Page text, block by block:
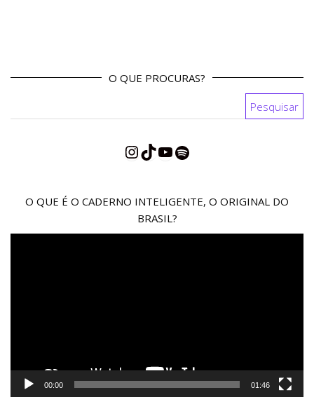
O QUE PROCURAS?
Instagram
TikTok
YouTube
Spotify
O QUE É O CADERNO INTELIGENTE, O ORIGINAL DO
BRASIL?
00:00 01:46